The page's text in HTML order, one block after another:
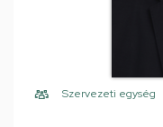
Szervezeti egység